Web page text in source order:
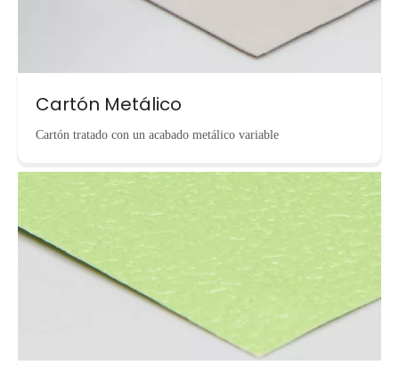
Cartón Metálico
Cartón tratado con un acabado metálico variable